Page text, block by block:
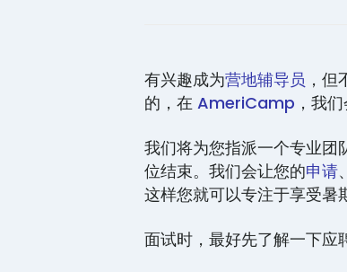
有兴趣成为营地辅导员 ，
的，在AmeriCamp ，我
我们将为您指派一个专业团
位结束。我们会让您的申请
这样您就可以专注于享受暑
面试时，最好先了解一下应